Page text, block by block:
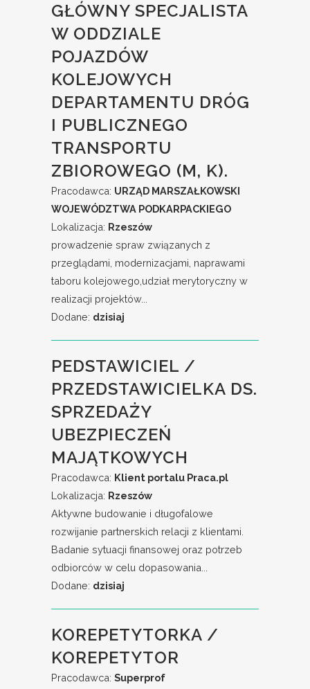
GŁÓWNY SPECJALISTA
W ODDZIALE
POJAZDÓW
KOLEJOWYCH
DEPARTAMENTU DRÓG
I PUBLICZNEGO
TRANSPORTU
ZBIOROWEGO (M, K).
Pracodawca: URZĄD MARSZAŁKOWSKI
WOJEWÓDZTWA PODKARPACKIEGO
Lokalizacja: Rzeszów
prowadzenie spraw związanych z
przeglądami, modernizacjami, naprawami
taboru kolejowego,udział merytoryczny w
realizacji projektów...
Dodane: dzisiaj
PEDSTAWICIEL /
PRZEDSTAWICIELKA DS.
SPRZEDAŻY
UBEZPIECZEŃ
MAJĄTKOWYCH
Pracodawca: Klient portalu Praca.pl
Lokalizacja: Rzeszów
Aktywne budowanie i długofalowe
rozwijanie partnerskich relacji z klientami.
Badanie sytuacji finansowej oraz potrzeb
odbiorców w celu dopasowania...
Dodane: dzisiaj
KOREPETYTORKA /
KOREPETYTOR
Pracodawca: Superprof